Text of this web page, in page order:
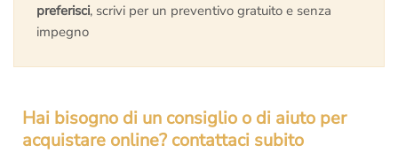
preferisci, scrivi per un preventivo gratuito e senza
impegno
Hai bisogno di un consiglio o di aiuto per
acquistare online? contattaci subito